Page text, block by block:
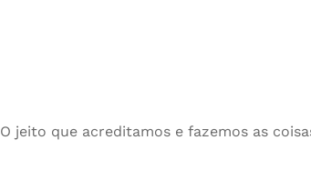
O jeito que acreditamos e fazemos as